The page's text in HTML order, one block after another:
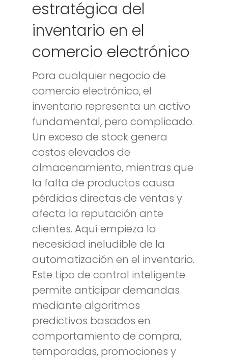
estratégica del
inventario en el
comercio electrónico
Para cualquier negocio de
comercio electrónico, el
inventario representa un activo
fundamental, pero complicado.
Un exceso de stock genera
costos elevados de
almacenamiento, mientras que
la falta de productos causa
pérdidas directas de ventas y
afecta la reputación ante
clientes. Aquí empieza la
necesidad ineludible de la
automatización en el inventario.
Este tipo de control inteligente
permite anticipar demandas
mediante algoritmos
predictivos basados en
comportamiento de compra,
temporadas, promociones y